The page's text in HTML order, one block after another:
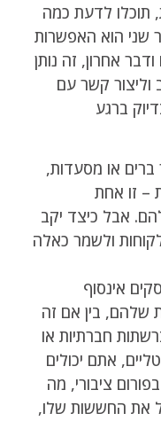
תוכלו לדעת כמה
שני הוא האפשרות
אחרון, זה נותן
וליצור קשר עם
ברגע
ברים או מסעדות,
– זו אחת
אבל כיצד יקב
ולשמר כאלה
אינסוף
שלהם, בין אם זה
חברתיות או
אתם יכולים
ציבורי, מה
את החששות שלו,